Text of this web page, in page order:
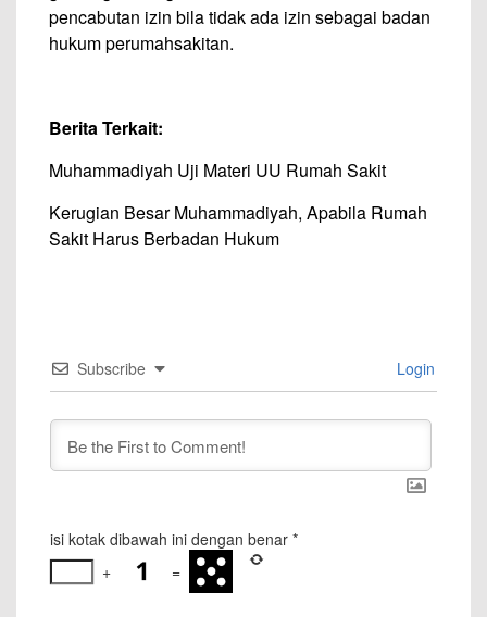
pencabutan izin bila tidak ada izin sebagai badan
hukum perumahsakitan.
Berita Terkait:
Muhammadiyah Uji Materi UU Rumah Sakit
Kerugian Besar Muhammadiyah, Apabila Rumah
Sakit Harus Berbadan Hukum
Subscribe Login
isi kotak dibawah ini dengan benar *
+
=